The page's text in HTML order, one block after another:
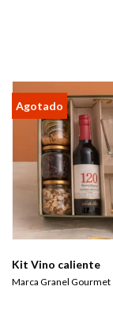
Kit Vino caliente
Marca Granel Gourmet